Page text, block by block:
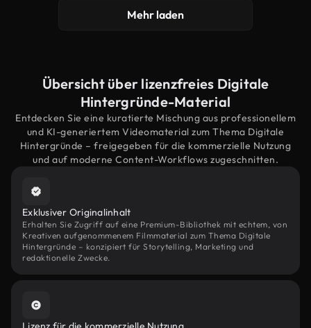
Mehr laden
Übersicht über lizenzfreies Digitale
Hintergründe-Material
Entdecken Sie eine kuratierte Mischung aus professionellem
und KI-generiertem Videomaterial zum Thema Digitale
Hintergründe – freigegeben für die kommerzielle Nutzung
und auf moderne Content-Workflows zugeschnitten.
Exklusiver Originalinhalt
Erhalten Sie Zugriff auf eine Premium-Bibliothek mit echtem, von
Kreativen aufgenommenem Filmmaterial zum Thema Digitale
Hintergründe – konzipiert für Storytelling, Marketing und
redaktionelle Zwecke.